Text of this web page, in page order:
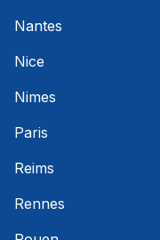
Nantes
Nice
Nimes
Paris
Reims
Rennes